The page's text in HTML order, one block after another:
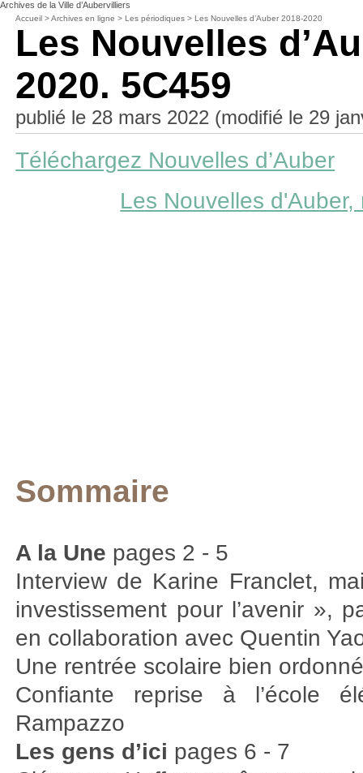
Archives de la Ville d’Aubervilliers
Accueil >Archives en ligne >Les périodiques >Les Nouvelles d’Auber 2018-2020
Les Nouvelles
2020. 5C459
publié le 28 mars 2022 (modifié le 29
Téléchargez Nouvelles d’Auber
Les Nouvelles
Sommaire
A la Une pages 2 - 5
Interview de Karine Franclet,
investissement pour l’avenir »,
en collaboration avec Quentin
Une rentrée scolaire bien
Confiante reprise à l’école
Rampazzo
Les gens d’ici pages 6 - 7